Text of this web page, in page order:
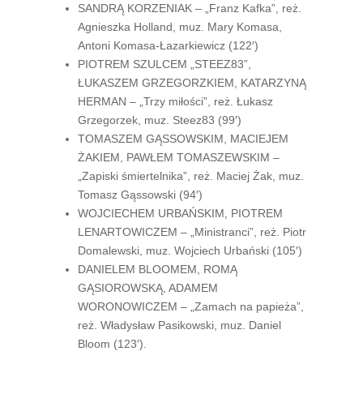
SANDRĄ KORZENIAK – „Franz Kafka”, reż.
Agnieszka Holland, muz. Mary Komasa,
Antoni Komasa-Łazarkiewicz (122′)
PIOTREM SZULCEM „STEEZ83”,
ŁUKASZEM GRZEGORZKIEM, KATARZYNĄ
HERMAN – „Trzy miłości”, reż. Łukasz
Grzegorzek, muz. Steez83 (99′)
TOMASZEM GĄSSOWSKIM, MACIEJEM
ŻAKIEM, PAWŁEM TOMASZEWSKIM –
„Zapiski śmiertelnika”, reż. Maciej Żak, muz.
Tomasz Gąssowski (94′)
WOJCIECHEM URBAŃSKIM, PIOTREM
LENARTOWICZEM – „Ministranci”, reż. Piotr
Domalewski, muz. Wojciech Urbański (105′)
DANIELEM BLOOMEM, ROMĄ
GĄSIOROWSKĄ, ADAMEM
WORONOWICZEM – „Zamach na papieża”,
reż. Władysław Pasikowski, muz. Daniel
Bloom (123′).